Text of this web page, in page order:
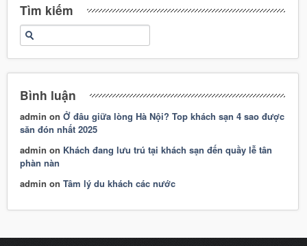
Tìm kiếm
Bình luận
admin onỞ đâu giữa lòng Hà Nội? Top khách sạn 4 sao được
săn đón nhất 2025
admin on Khách đang lưu trú tại khách sạn đến quầy lễ tân
phàn nàn
admin onTâm lý du khách các nước